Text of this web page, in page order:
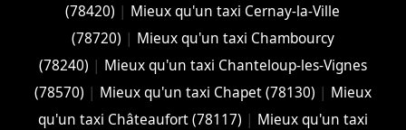
(78420) | Mieux qu'un taxi Cernay-la-Ville
(78720) | Mieux qu'un taxi Chambourcy
(78240) | Mieux qu'un taxi Chanteloup-les-Vignes
(78570) | Mieux qu'un taxi Chapet (78130) | Mieux
qu'un taxi Châteaufort (78117) | Mieux qu'un taxi